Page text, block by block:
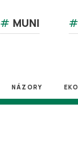
# MUNI #
NÁZORY